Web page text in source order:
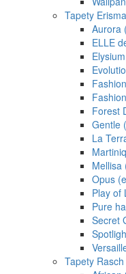
Tapety
Aurora
ELLE
Forest
Gentle
La
Mellisa
Opus
Play of
Pure
Secret
Tapety Rasch